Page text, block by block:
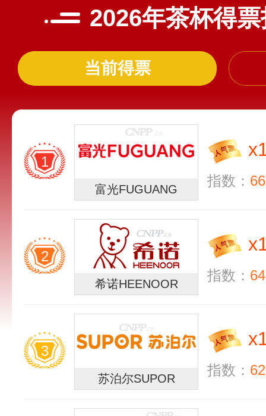
2026年茶杯得
当前得票
1
富光FUGUANG
x
指数：
2
希诺HEENOOR
x
指数：
3
苏泊尔SUPOR
x
指数：